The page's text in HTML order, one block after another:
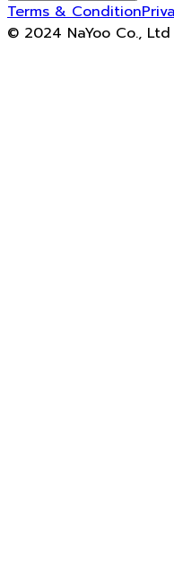
Terms & Condition
© 2024 NaYoo Co., Ltd